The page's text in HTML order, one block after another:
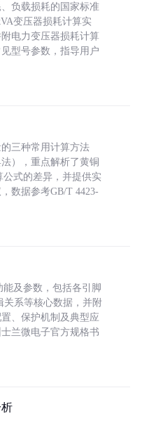
负载损耗的国家标准
变压器损耗计算实
电力变压器损耗计算
型号参数，指导用户
三种常用计算方法
），重点解析了黄铜
公式的差异，并提供实
数据参考GB/T 4423-
能及参数，包括各引脚
关系等核心数据，并附
、保护机制及典型应
兰微电子官方规格书